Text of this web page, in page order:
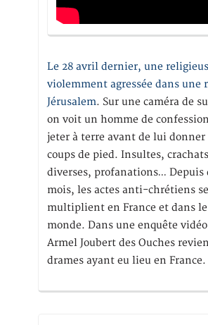
Le 28 avril dernier, une
violemment agressée dans une
Jérusalem. Sur une caméra de
on voit un homme de
jeter à terre avant de lui
coups de pied. Insultes,
diverses, profanations… Depuis
mois, les actes anti-chrétiens se
multiplient en France et dans
monde. Dans une enquête
Armel Joubert des Ouches
drames ayant eu lieu en France.